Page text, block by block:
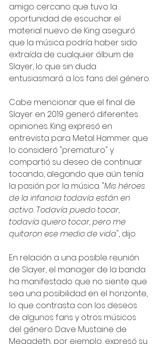
amigo cercano que tuvo la
oportunidad de escuchar el
material nuevo de King aseguró
que la música podría haber sido
extraída de cualquier álbum de
Slayer, lo que sin duda
entusiasmará a los fans del género.
Cabe mencionar que el final de
Slayer en 2019 generó diferentes
opiniones. King expresó en
entrevista para Metal Hammer que
lo consideró "prematuro" y
compartió su deseo de continuar
tocando, alegando que aún tenía
la pasión por la música. "Mis héroes
de la infancia todavía están en
activo. Todavía puedo tocar,
todavía quiero tocar, pero me
quitaron ese medio de vida", dijo.
En relación a una posible reunión
de Slayer, el manager de la banda
ha manifestado que no siente que
sea una posibilidad en el horizonte,
lo que contrasta con los deseos
de algunos fans y otros músicos
del género. Dave Mustaine de
Megadeth, por ejemplo, expresó su